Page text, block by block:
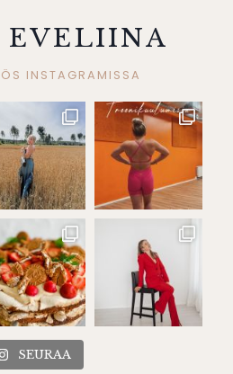
EVELIINA
INSTAGRAMISSA
SEURAA